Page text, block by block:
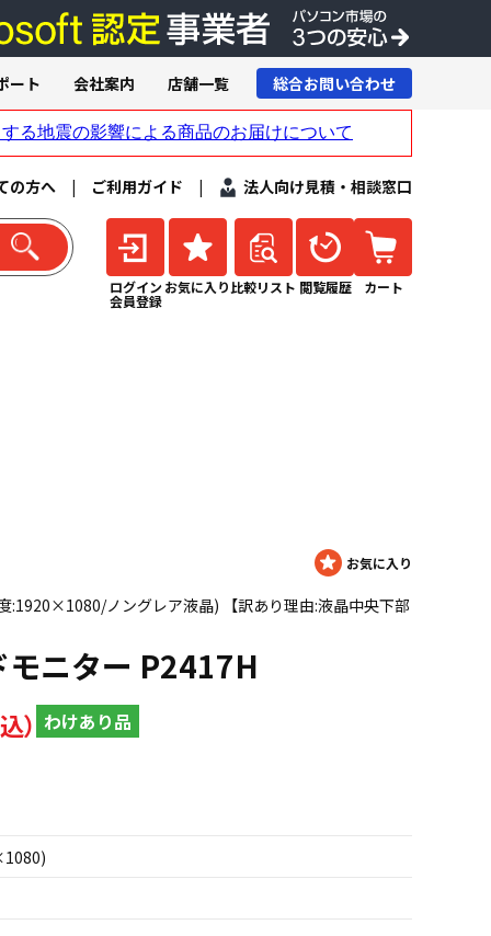
の方へ | ご利用ガイド | 法人向け見積・相談窓口
ログイン
会員登録
お気に入り 比較リスト 閲覧履歴 カート
ート 会社案内 店舗一覧 総合お問い合わせ
:1920×1080/ノングレア液晶) 【訳あり理由:液晶中央下部
ニター P2417H
わけあり品